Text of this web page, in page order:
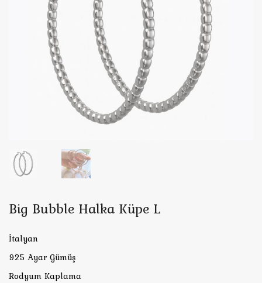
Big Bubble Halka Küpe L
İtalyan
925 Ayar Gümüş
Rodyum Kaplama